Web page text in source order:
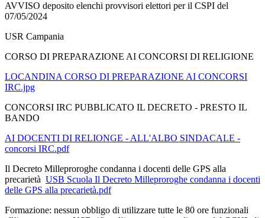
AVVISO deposito elenchi provvisori elettori per il CSPI del
07/05/2024
USR Campania
CORSO DI PREPARAZIONE AI CONCORSI DI RELIGIONE
LOCANDINA CORSO DI PREPARAZIONE AI CONCORSI
IRC.jpg
CONCORSI IRC PUBBLICATO IL DECRETO - PRESTO IL
BANDO
AI DOCENTI DI RELIONGE - ALL'ALBO SINDACALE -
concorsi IRC.pdf
Il Decreto Milleproroghe condanna i docenti delle GPS alla
precarietà USB Scuola Il Decreto Milleproroghe condanna i docenti
delle GPS alla precarietà.pdf
Formazione: nessun obbligo di utilizzare tutte le 80 ore funzionali